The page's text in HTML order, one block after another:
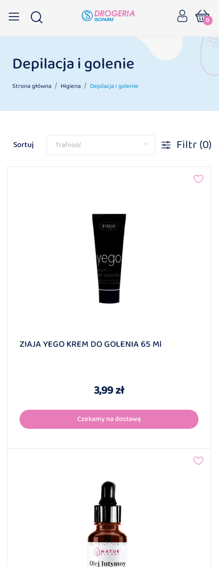
0
Depilacja i golenie
Strona główna Higiena Depilacja i golenie
Sortuj Trafność Filtr(0)
ZIAJA YEGO KREM DO GOLENIA 65 Ml
3,99 zł
Czekamy na dostawę